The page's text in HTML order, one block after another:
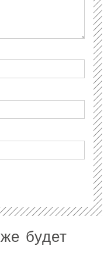
будет